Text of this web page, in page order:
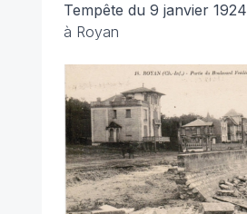
Tempête du 9 janvier 1924
à Royan